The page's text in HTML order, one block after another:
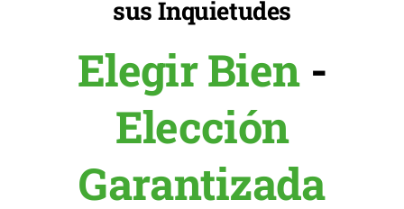
sus Inquietudes
Elegir Bien -
Elección
Garantizada